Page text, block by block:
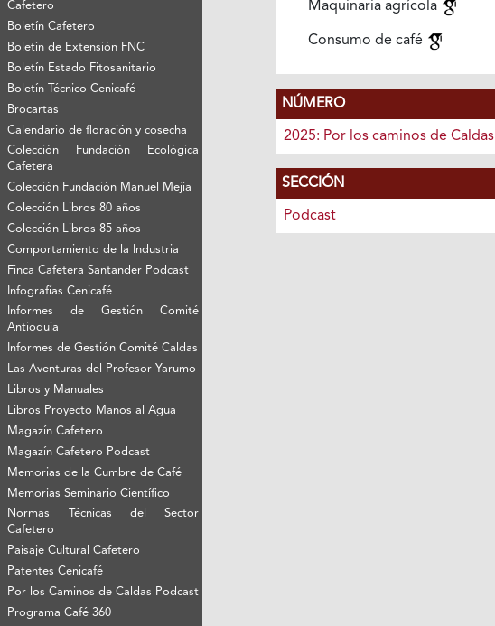
Cafetero
Boletín Cafetero
Boletín de Extensión FNC
Boletín Estado Fitosanitario
Boletín Técnico Cenicafé
Brocartas
Calendario de floración y cosecha
Colección Fundación Ecológica
Cafetera
Colección Fundación Manuel Mejía
Colección Libros 80 años
Colección Libros 85 años
Comportamiento de la Industria
Finca Cafetera Santander Podcast
Infografías Cenicafé
Informes de Gestión Comité
Antioquía
Informes de Gestión Comité Caldas
Las Aventuras del Profesor Yarumo
Libros y Manuales
Libros Proyecto Manos al Agua
Magazín Cafetero
Magazín Cafetero Podcast
Memorias de la Cumbre de Café
Memorias Seminario Científico
Normas Técnicas del Sector
Cafetero
Paisaje Cultural Cafetero
Patentes Cenicafé
Por los Caminos de Caldas Podcast
Programa Café 360
Maquinaria agrícola
Consumo de café
NÚMERO
2025: Por los caminos de Caldas
SECCIÓN
Podcast